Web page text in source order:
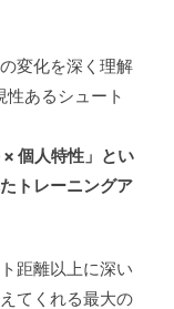
変化を深く理解
あるシュート
× 個人特性」とい
トレーニングア
距離以上に深い
てくれる最大の